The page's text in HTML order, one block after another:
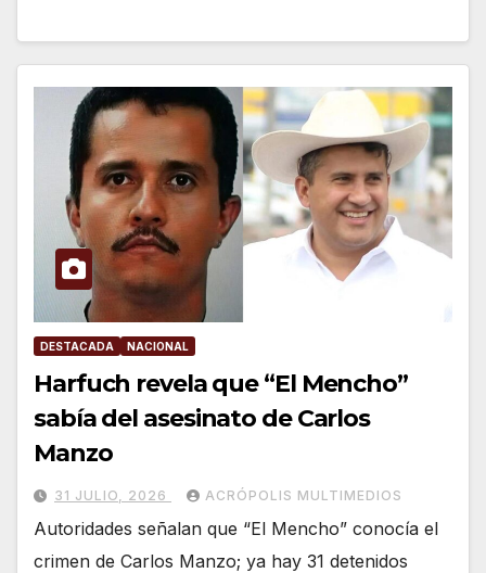
DESTACADA NACIONAL
Harfuch revela que “El Mencho”
sabía del asesinato de Carlos
Manzo
31 JULIO, 2026 ACRÓPOLIS MULTIMEDIOS
Autoridades señalan que “El Mencho” conocía el
crimen de Carlos Manzo; ya hay 31 detenidos